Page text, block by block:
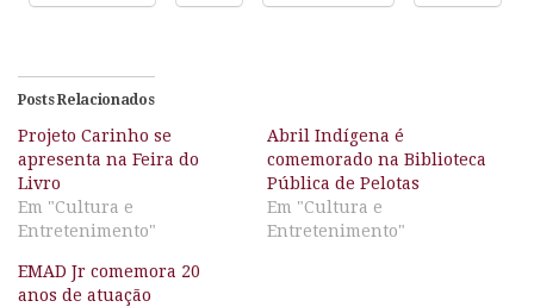
Posts Relacionados
Projeto Carinho se
apresenta na Feira do
Livro
Em "Cultura e
Entretenimento"
Abril Indígena é
comemorado na Biblioteca
Pública de Pelotas
Em "Cultura e
Entretenimento"
EMAD Jr comemora 20
anos de atuação